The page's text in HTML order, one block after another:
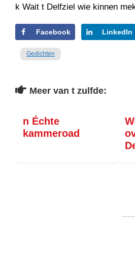
VERHOALEN
k Wait t Delfziel wie kinnen
Facebook LinkedIn
Gedichten
Meer van t zulfde:
n Échte
kammeroad